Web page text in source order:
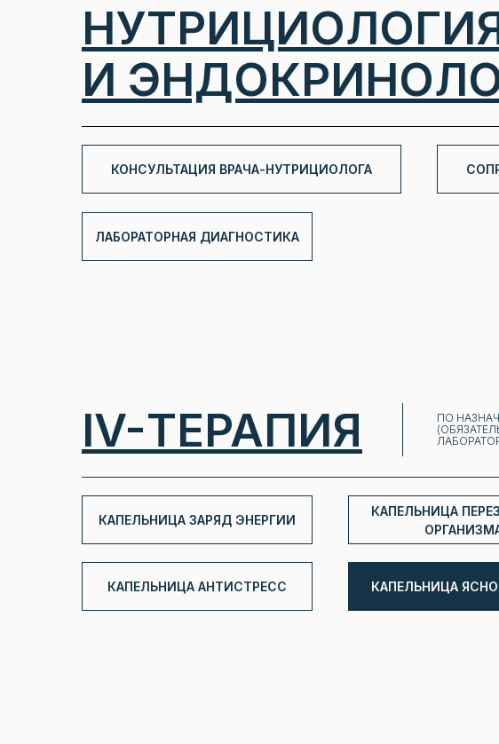
И
КОНСУЛЬТАЦИЯ ВРАЧА-НУТРИЦИОЛОГА
ЛАБОРАТОРНАЯ ДИАГНОСТИКА
IV-ТЕРАПИЯ
ПО
КАПЕЛЬНИЦА
КАПЕЛЬНИЦА АНТИСТРЕСС
КАПЕЛЬНИЦА
КАПЕЛЬНИЦА ЗАРЯД ЭНЕРГИИ